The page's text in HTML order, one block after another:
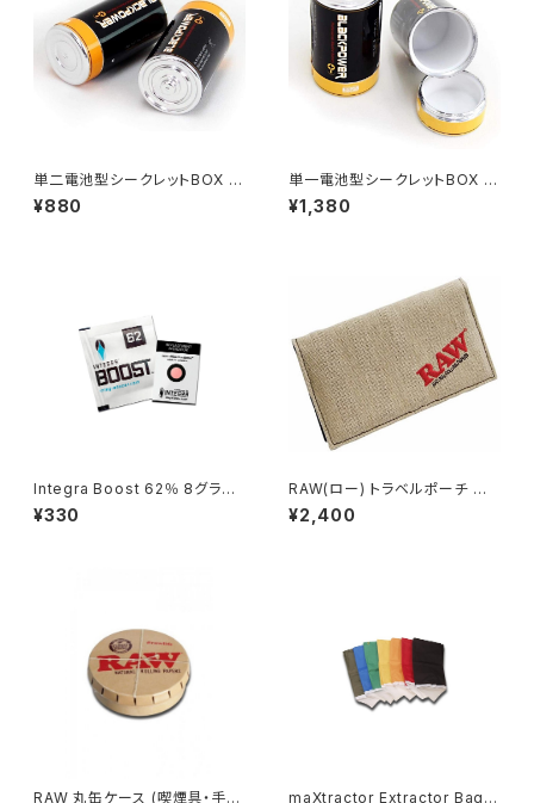
単二電池型シークレットBOX セ
ーフティーBOX
¥880
単一電池型シークレットBOX セ
ーフティーBOX
¥1,380
Integra Boost 62％ 8グラム
調湿剤 保湿剤
¥330
RAW(ロー) トラベルポーチ 喫
煙具 シャグ
¥2,400
RAW 丸缶ケース (喫煙具・手巻
maXtractor Extractor Bag 2